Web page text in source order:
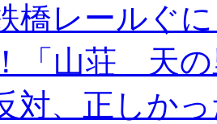
橋レールぐ
「山荘 天の
対、正しか